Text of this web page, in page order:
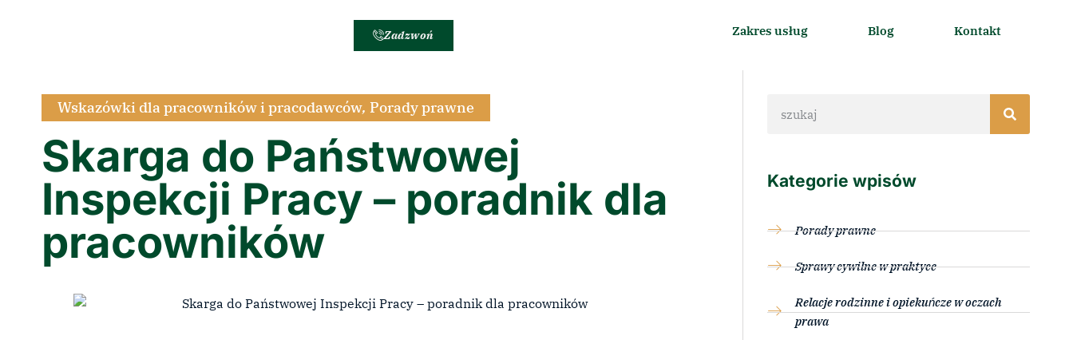
Zadzwoń Zakres usług Blog Kontakt
Wskazówki dla pracowników i pracodawców, Porady prawne
Skarga do Państwowej
Inspekcji Pracy – poradnik dla
pracowników
Kategorie wpisów
Porady prawne
Sprawy cywilne w praktyce
Relacje rodzinne i opiekuńcze w oczach
prawa